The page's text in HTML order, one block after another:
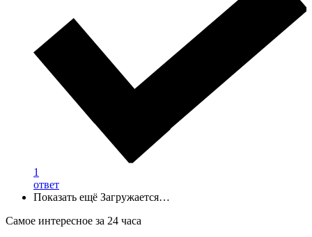
1
ответ
Показать ещё Загружается…
Самое интересное за 24 часа